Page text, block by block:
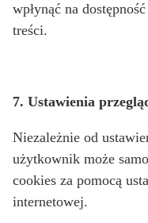
wpłynąć na
treści.
7. Ustawienia
Niezależnie od
użytkownik może
cookies za pomocą
internetowej.